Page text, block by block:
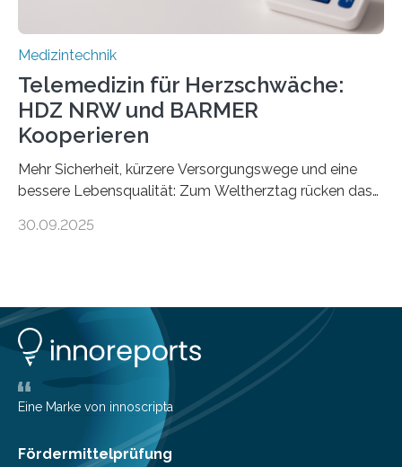
Medizintechnik
Telemedizin für Herzschwäche:
HDZ NRW und BARMER
Kooperieren
Mehr Sicherheit, kürzere Versorgungswege und eine
bessere Lebensqualität: Zum Weltherztag rücken das
Oeynhausen, und die BARMER die Bedürfnisse von
Rund vier Millionen Menschen in Deutschland leiden an
behandlungsbedürftiger Herzschwäche
(Herzinsuffizienz). Als chronische und fortschreitende
Herzerkrankung ist diese mit einer zunehmenden
Beeinträchtigung der Lebensqualität und besonders in
höherem Lebensalter mit vielen
Krankenhausaufenthalten verbunden. „Mit Hilfe digitaler
30.09.2025
Eine Marke von innoscripta
Fördermittelprüfung